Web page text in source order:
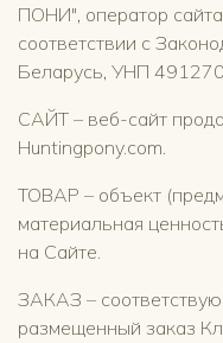
ПОНИ", оператор
соответствии с
Беларусь, УНП
САЙТ – веб-сайт
Huntingpony.com.
ТОВАР – объект
материальная
на Сайте.
ЗАКАЗ –
размещенный заказ